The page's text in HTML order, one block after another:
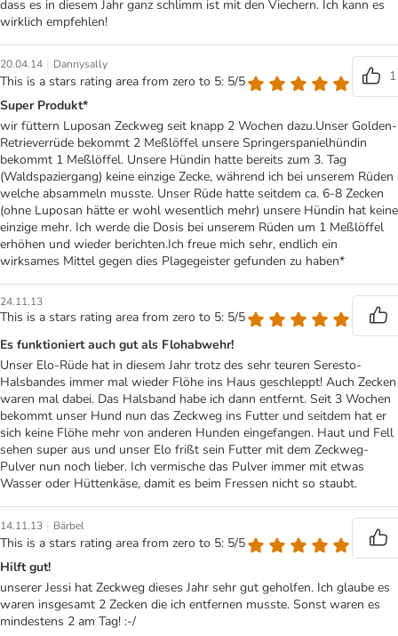
dass es in diesem Jahr ganz schlimm ist mit den Viechern. Ich kann es
wirklich empfehlen!
20.04.14 | Dannysally
This is a stars rating area from zero to 5: 5/5
1
Super Produkt*
wir füttern Luposan Zeckweg seit knapp 2 Wochen dazu.Unser Golden-
Retrieverrüde bekommt 2 Meßlöffel unsere Springerspanielhündin
bekommt 1 Meßlöffel. Unsere Hündin hatte bereits zum 3. Tag
(Waldspaziergang) keine einzige Zecke, während ich bei unserem Rüden
welche absammeln musste. Unser Rüde hatte seitdem ca. 6-8 Zecken
(ohne Luposan hätte er wohl wesentlich mehr) unsere Hündin hat keine
einzige mehr. Ich werde die Dosis bei unserem Rüden um 1 Meßlöffel
erhöhen und wieder berichten.Ich freue mich sehr, endlich ein
wirksames Mittel gegen dies Plagegeister gefunden zu haben*
24.11.13
This is a stars rating area from zero to 5: 5/5
Es funktioniert auch gut als Flohabwehr!
Unser Elo-Rüde hat in diesem Jahr trotz des sehr teuren Seresto-
Halsbandes immer mal wieder Flöhe ins Haus geschleppt! Auch Zecken
waren mal dabei. Das Halsband habe ich dann entfernt. Seit 3 Wochen
bekommt unser Hund nun das Zeckweg ins Futter und seitdem hat er
sich keine Flöhe mehr von anderen Hunden eingefangen. Haut und Fell
sehen super aus und unser Elo frißt sein Futter mit dem Zeckweg-
Pulver nun noch lieber. Ich vermische das Pulver immer mit etwas
Wasser oder Hüttenkäse, damit es beim Fressen nicht so staubt.
14.11.13 | Bärbel
This is a stars rating area from zero to 5: 5/5
Hilft gut!
unserer Jessi hat Zeckweg dieses Jahr sehr gut geholfen. Ich glaube es
waren insgesamt 2 Zecken die ich entfernen musste. Sonst waren es
mindestens 2 am Tag! :-/